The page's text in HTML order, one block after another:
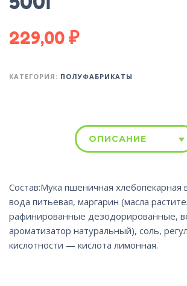
229,00₽
КАТЕГОРИЯ: ПОЛУФАБРИКАТЫ
ОПИСАНИЕ
Состав:Мука пшеничная хлебопекарная
вода питьевая, маргарин (масла
рафинированные дезодорированные,
ароматизатор натуральный), соль,
кислотности — кислота лимонная.